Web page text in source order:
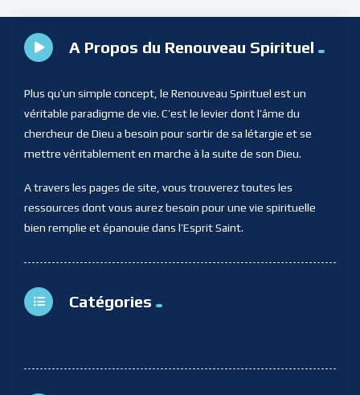
A Propos du Renouveau Spirituel
Plus qu’un simple concept, le Renouveau Spirituel est un
véritable paradigme de vie. C’est le levier dont l’âme du
chercheur de Dieu a besoin pour sortir de sa létargie et se
mettre véritablement en marche à la suite de son Dieu.
A travers les pages de site, vous trouverez toutes les
ressources dont vous aurez besoin pour une vie spirituelle
bien remplie et épanouie dans l’Esprit Saint.
Catégories